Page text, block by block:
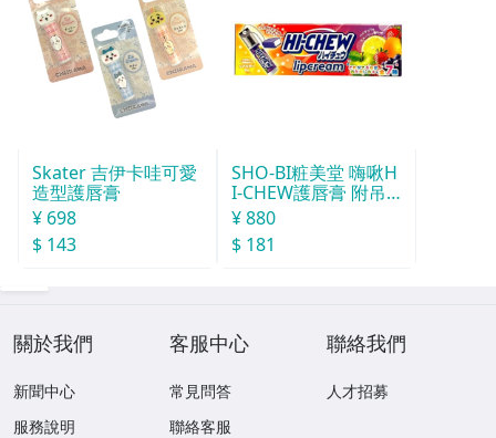
Skater 吉伊卡哇可愛
造型護唇膏
¥ 698
$ 143
SHO-BI粧美堂 嗨啾H
I-CHEW護唇膏 附吊
飾(款式隨機)
¥ 880
$ 181
關於我們
新聞中心
服務說明
客服中心
常見問答
聯絡客服
聯絡我們
人才招募